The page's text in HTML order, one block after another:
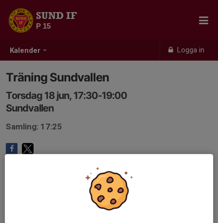
Kalender Logga in
SUND IF
P 15
Träning Sundvallen
Torsdag 18 jun, 17:30-19:00
Sundvallen
Samling: 17:25